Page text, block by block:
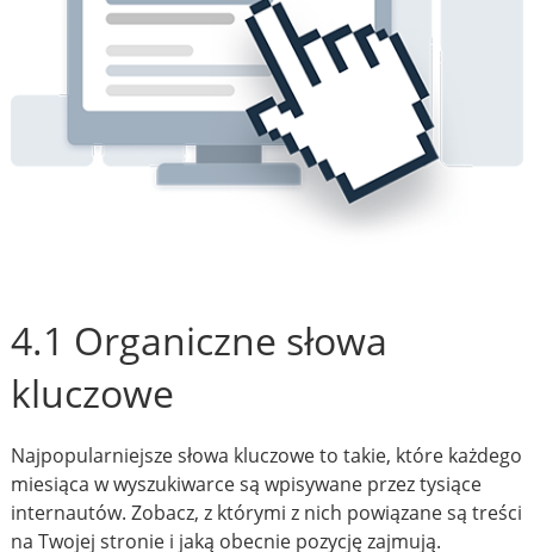
4.1 Organiczne słowa
kluczowe
Najpopularniejsze słowa kluczowe to takie, które każdego
miesiąca w wyszukiwarce są wpisywane przez tysiące
internautów. Zobacz, z którymi z nich powiązane są treści
na Twojej stronie i jaką obecnie pozycję zajmują.